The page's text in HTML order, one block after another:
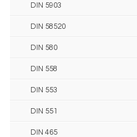
DIN 5903
DIN 58520
DIN 580
DIN 558
DIN 553
DIN 551
DIN 465